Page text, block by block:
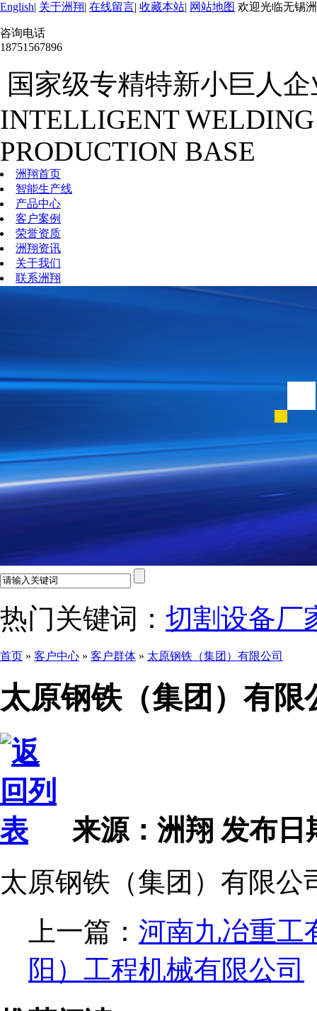
English| 关于洲翔| 在线留言| 收藏本站| 网站地图 欢迎光临无锡
咨询电话
18751567896
国家级专精特新小巨人企
INTELLIGENT
PRODUCTION BASE
洲翔首页
智能生产线
产品中心
客户案例
荣誉资质
洲翔资讯
关于我们
联系洲翔
热门关键词： 切割设备厂
首页 » 客户中心 » 客户群体 » 太原钢铁（集团）有限公司
太原钢铁（集团）有限
来源：洲翔发布日
太原钢铁（集团）有限公
上一篇： 河南九冶重工
阳）工程机械有限公司